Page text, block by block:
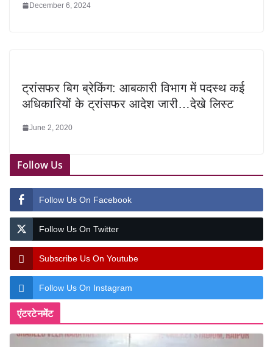
December 6, 2024
ट्रांसफर बिग ब्रेकिंग: आबकारी विभाग में पदस्थ कई
अधिकारियों के ट्रांसफर आदेश जारी…देखे लिस्ट
June 2, 2020
Follow Us
Follow Us On Facebook
Follow Us On Twitter
Subscribe Us On Youtube
Follow Us On Instagram
एंटरटेनमेंट